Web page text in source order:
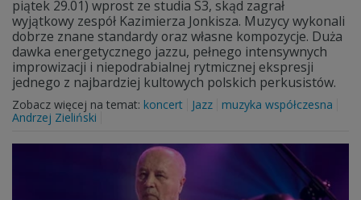
piątek 29.01) wprost ze studia S3, skąd zagrał
wyjątkowy zespół Kazimierza Jonkisza. Muzycy wykonali
dobrze znane standardy oraz własne kompozycje. Duża
dawka energetycznego jazzu, pełnego intensywnych
improwizacji i niepodrabialnej rytmicznej ekspresji
jednego z najbardziej kultowych polskich perkusistów.
Zobacz więcej na temat: koncert Jazz
muzyka współczesna
Andrzej Zieliński